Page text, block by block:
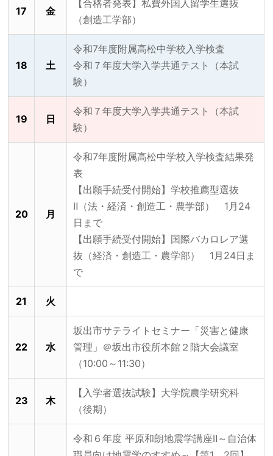
17 金
【合格者発表】私費外国人留学生選抜
（創造工学部）
18 土
令和7年度附属高松中学校入学検査
令和７年度大学入学共通テスト（本試
験）
19 日
令和７年度大学入学共通テスト（本試
験）
20 月
令和7年度附属高松中学校入学検査結果発
表
【出願手続受付開始】学校推薦型選抜
Ⅱ（法・経済・創造工・農学部） 1月24
日まで
【出願手続受付開始】国際バカロレア選
抜（経済・創造工・農学部） 1月24日ま
で
21 火
22 水
坂出市サテライトセミナー「災害と健康
管理」＠坂出市役所本館２階大会議室
（10:00～11:30）
23 木
【入学者選抜試験】大学院農学研究科
（後期）
令和６年度 平原和朗地震学講座Ⅱ～自治体